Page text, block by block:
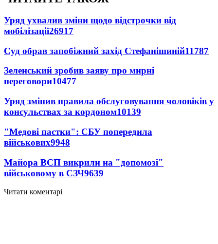
Уряд ухвалив зміни щодо відстрочки від
мобілізації26917
Суд обрав запобіжний захід Стефанішиній11787
Зеленський зробив заяву про мирні
переговори10477
Уряд змінив правила обслуговування чоловіків у
консульствах за кордоном10139
"Медові пастки": СБУ попередила
військових9948
Майора ВСП викрили на "допомозі"
військовому в СЗЧ9639
Читати коментарі